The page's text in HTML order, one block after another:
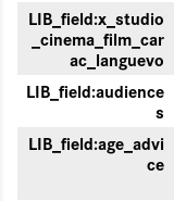
LIB_field:x_studio
_cinema_film_car
ac_languevo
LIB_field:audience
s
LIB_field:age_advi
ce